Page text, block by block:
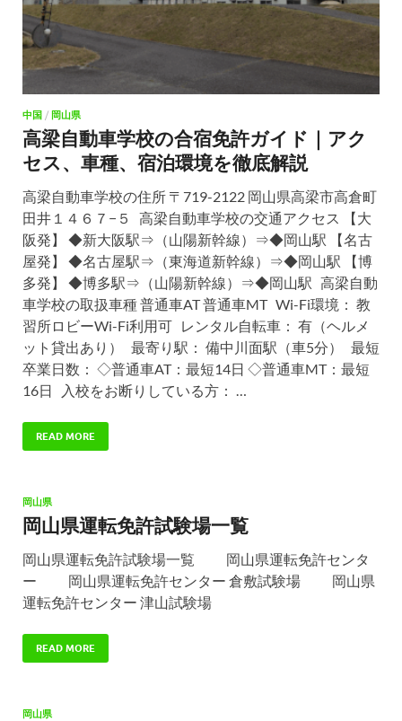
中国 / 岡山県
高梁自動車学校の合宿免許ガイド｜アク
セス、車種、宿泊環境を徹底解説
高梁自動車学校の住所 〒719-2122 岡山県高梁市高倉町
田井１４６７−５ 高梁自動車学校の交通アクセス 【大
阪発】 ◆新大阪駅⇒（山陽新幹線）⇒◆岡山駅 【名古
屋発】 ◆名古屋駅⇒（東海道新幹線）⇒◆岡山駅 【博
多発】 ◆博多駅⇒（山陽新幹線）⇒◆岡山駅 高梁自動
車学校の取扱車種 普通車AT 普通車MT Wi-Fi環境： 教
習所ロビーWi-Fi利用可 レンタル自転車： 有（ヘルメ
ット貸出あり） 最寄り駅： 備中川面駅（車5分） 最短
卒業日数： ◇普通車AT：最短14日 ◇普通車MT：最短
16日 入校をお断りしている方： …
READ MORE
岡山県
岡山県運転免許試験場一覧
岡山県運転免許試験場一覧 岡山県運転免許センタ
ー 岡山県運転免許センター 倉敷試験場 岡山県
運転免許センター 津山試験場
READ MORE
岡山県